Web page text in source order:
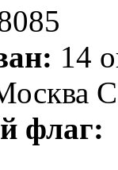
14
флаг: